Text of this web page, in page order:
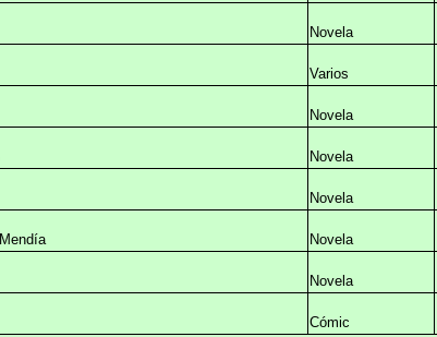
Novela
Varios
Novela
Novela
Novela
Novela
Novela
Cómic